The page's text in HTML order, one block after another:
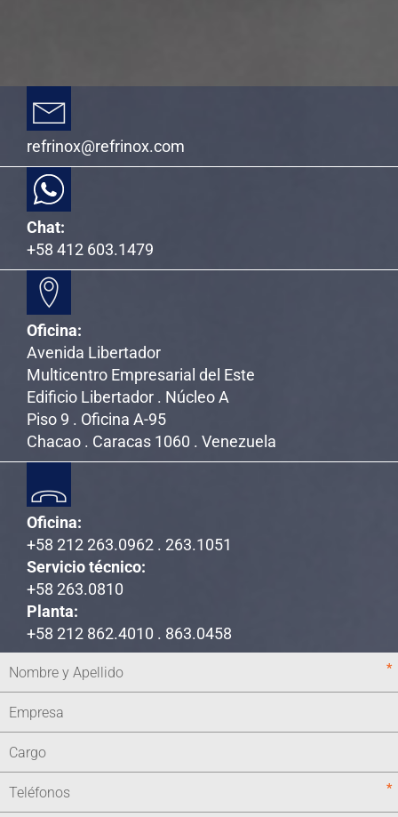
refrinox@refrinox.com
Chat:
+58 412 603.1479
Oficina:
Avenida Libertador
Multicentro Empresarial del Este
Edificio Libertador . Núcleo A
Piso 9 . Oficina A-95
Chacao . Caracas 1060 . Venezuela
Oficina:
+58 212 263.0962 . 263.1051
Servicio técnico:
+58 263.0810
Planta:
+58 212 862.4010 . 863.0458
*
*